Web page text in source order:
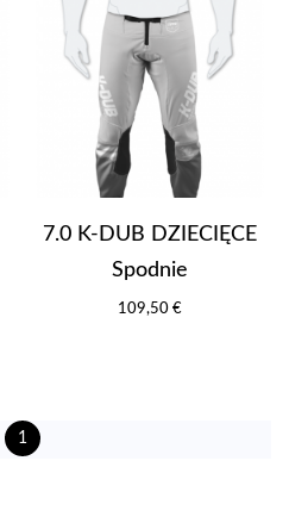
7.0 K-DUB DZIECIĘCE
Spodnie
109,50 €
1